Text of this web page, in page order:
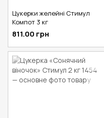
Цукерки желейні Стимул
Компот 3 кг
811.00 грн